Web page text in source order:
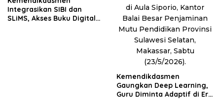
Integrasikan SIBI dan
SLiMS, Akses Buku Digital
Kemendikdasmen
Gaungkan Deep Learning,
Guru Diminta Adaptif di Era